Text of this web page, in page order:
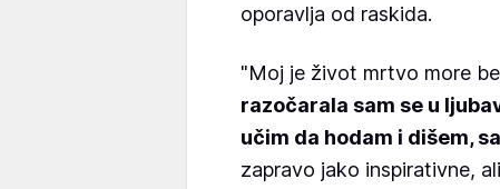
oporavlja od raskida.
"Moj je život mrtvo more
razočarala sam se u
učim da hodam i dišem,
zapravo jako inspirativne,